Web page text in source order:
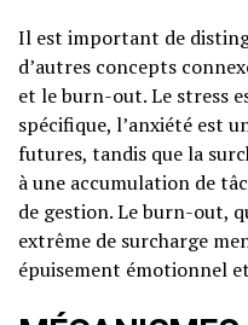
Il est important de
d’autres concepts
et le burn-out. Le stress
spécifique, l’anxiété est
futures, tandis que la
à une accumulation de
de gestion. Le burn-out,
extrême de surcharge
épuisement émotionnel